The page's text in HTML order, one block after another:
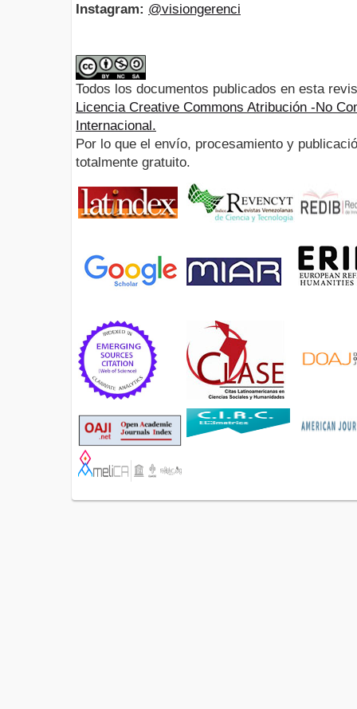
Instagram: @visiongerenci
Todos los documentos publicados en esta
Licencia Creative Commons Atribución -No
Internacional.
Por lo que el envío, procesamiento y
totalmente gratuito.